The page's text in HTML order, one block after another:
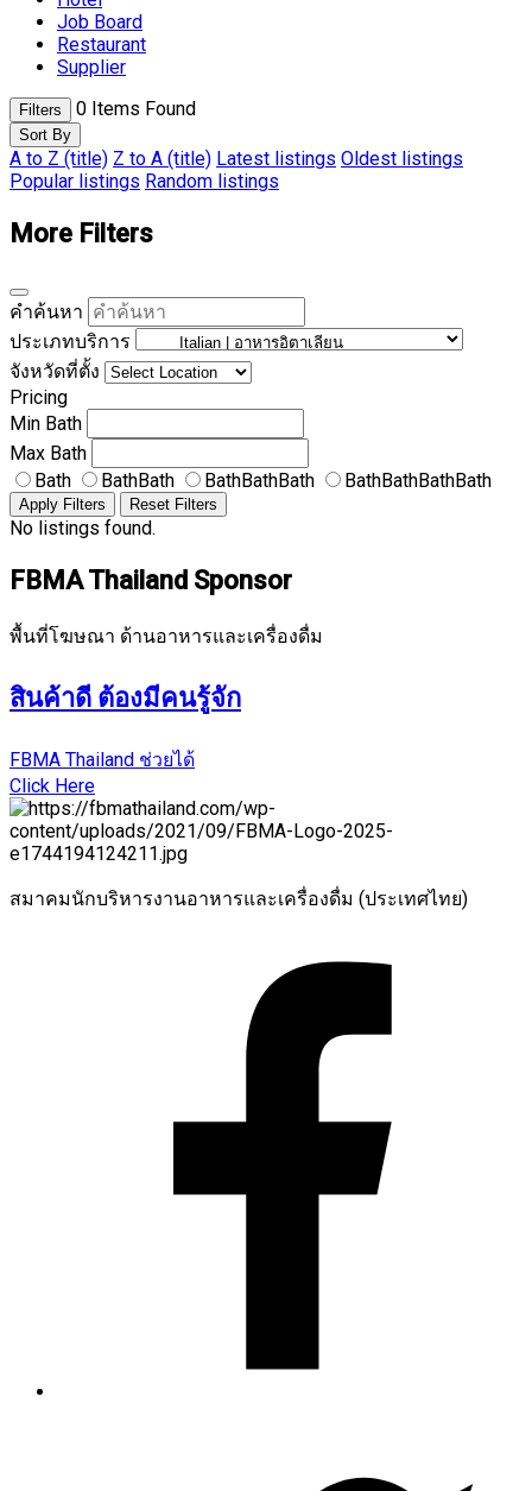
Job Board
Restaurant
Supplier
Filters 0 Items Found
Sort By
A to Z (title) Z to A (title) Latest listings Oldest listings
Popular listings Random listings
More Filters
คำค้นหา
ประเภทบริการ
จังหวัดที่ตั้ง
Pricing
Min Bath
Max Bath
Bath
BathBath BathBathBath BathBathBathBath
Apply Filters Reset Filters
No listings found.
FBMA Thailand Sponsor
พื้นที่โฆษณา ด้านอาหารและเครื่องดื่ม
สินค้าดี ต้องมีคนรู้จัก
FBMA Thailand ช่วยได้
Click Here
สมาคมนักบริหารงานอาหารและเครื่องดื่ม (ประเทศไทย)